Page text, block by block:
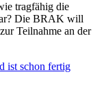
tragfähig die
Die BRAK will
Teilnahme an der
ist schon fertig